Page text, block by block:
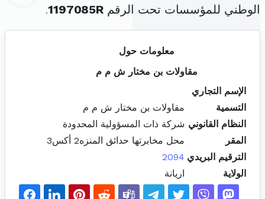
الوطني للمؤسسات تحت الرقم 1197085R
.
معلومات حول
مقاولات بن مختار ش م م
الإسم التجاري
التسمية
مقاولات بن مختار ش م م
النظام القانوني شركة ذات المسؤولية المحدودة
المقر
محل مخابرتها حدائق المنزه2 أكس3
الترقيم البريدي 2094
الولاية
اريانة